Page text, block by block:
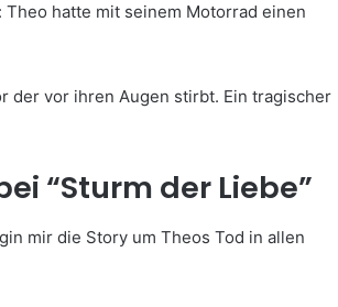
hatte mit seinem Motorrad einen
der vor ihren Augen stirbt. Ein tragischer
“Sturm der Liebe”
mir die Story um Theos Tod in allen